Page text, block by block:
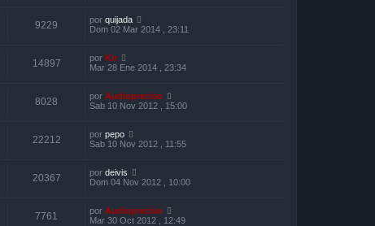
9229 por quijada
Dom 02 Mar 2014 , 23:11
14897 por Kir
Mar 28 Ene 2014 , 23:34
8028 por Audiopreciso
Sab 10 Nov 2012 , 15:00
22212 por pepo
Sab 10 Nov 2012 , 11:55
20367 por deivis
Dom 04 Nov 2012 , 10:00
7761 por Audiopreciso
Mar 30 Oct 2012 , 12:49